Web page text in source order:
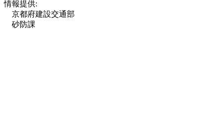
情報提供:
京都府建設交通部
砂防課